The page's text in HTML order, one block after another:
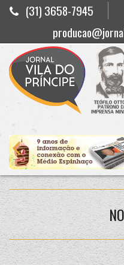
(31) 3658-7945